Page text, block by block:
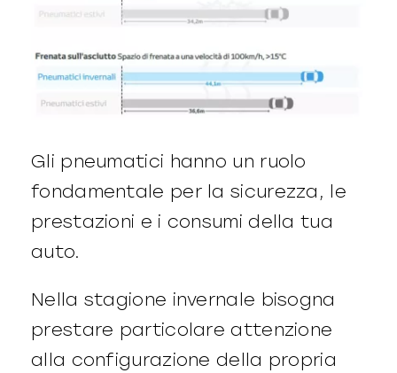
Gli pneumatici hanno un ruolo
fondamentale per la sicurezza, le
prestazioni e i consumi della tua
auto.
Nella stagione invernale bisogna
prestare particolare attenzione
alla configurazione della propria